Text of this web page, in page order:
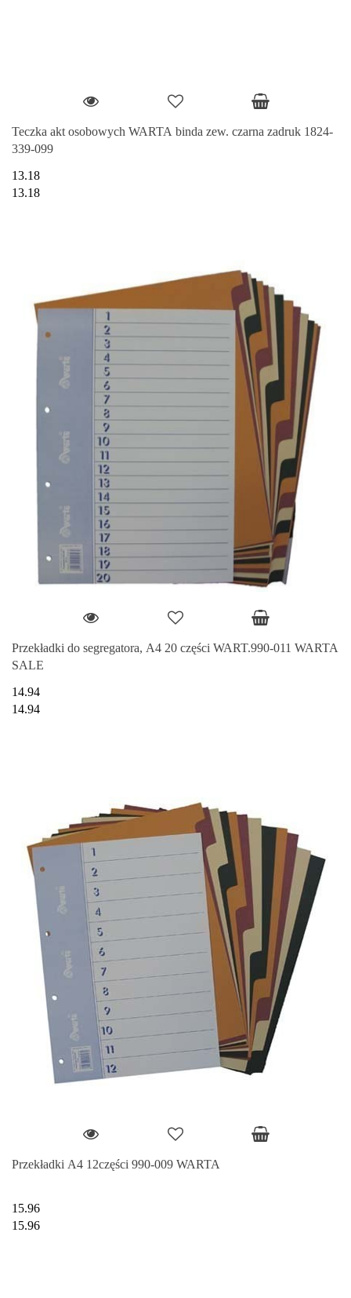
Teczka akt osobowych WARTA binda zew. czarna zadruk 1824-
339-099
13.18
13.18
Przekładki do segregatora, A4 20 części WART.990-011 WARTA
SALE
14.94
14.94
Przekładki A4 12części 990-009 WARTA
15.96
15.96